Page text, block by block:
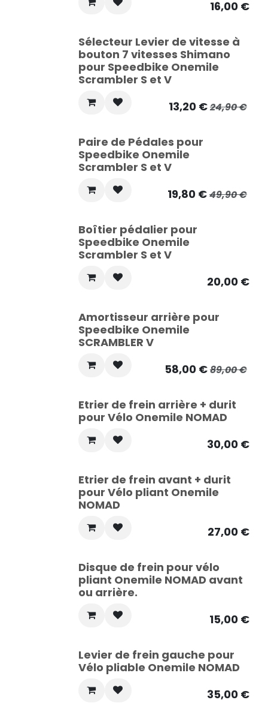
16,00€
Sélecteur Levier de vitesse à
bouton 7 vitesses Shimano
pour Speedbike Onemile
Scrambler S et V
13,20€24,90€
Paire de Pédales pour
Speedbike Onemile
Scrambler S et V
19,80€49,90€
Boîtier pédalier pour
Speedbike Onemile
Scrambler S et V
20,00€
Amortisseur arrière pour
Speedbike Onemile
SCRAMBLER V
58,00€89,00€
Etrier de frein arrière + durit
pour Vélo Onemile NOMAD
30,00€
Etrier de frein avant + durit
pour Vélo pliant Onemile
NOMAD
27,00€
Disque de frein pour vélo
pliant Onemile NOMAD avant
ou arrière.
15,00€
Levier de frein gauche pour
Vélo pliable Onemile NOMAD
35,00€